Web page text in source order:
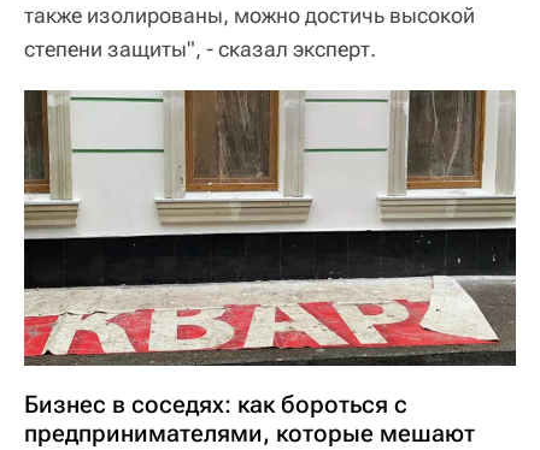
также изолированы, можно достичь высокой
степени защиты", - сказал эксперт.
Бизнес в соседях: как бороться с
предпринимателями, которые мешают